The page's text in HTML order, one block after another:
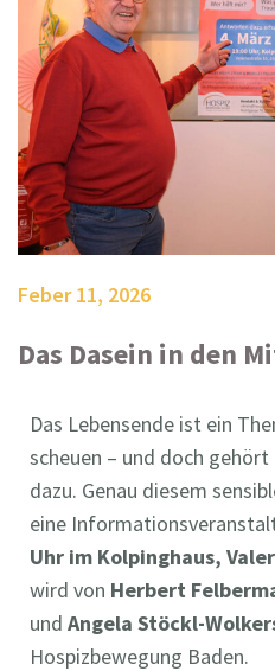
Feber 11, 2026
Das Dasein in den
Das Lebensende ist ein
scheuen – und doch
dazu. Genau diesem
eine
Uhr im Kolpinghaus,
wird von Herbert
und Angela Stöckl-
Hospizbewegung Baden.